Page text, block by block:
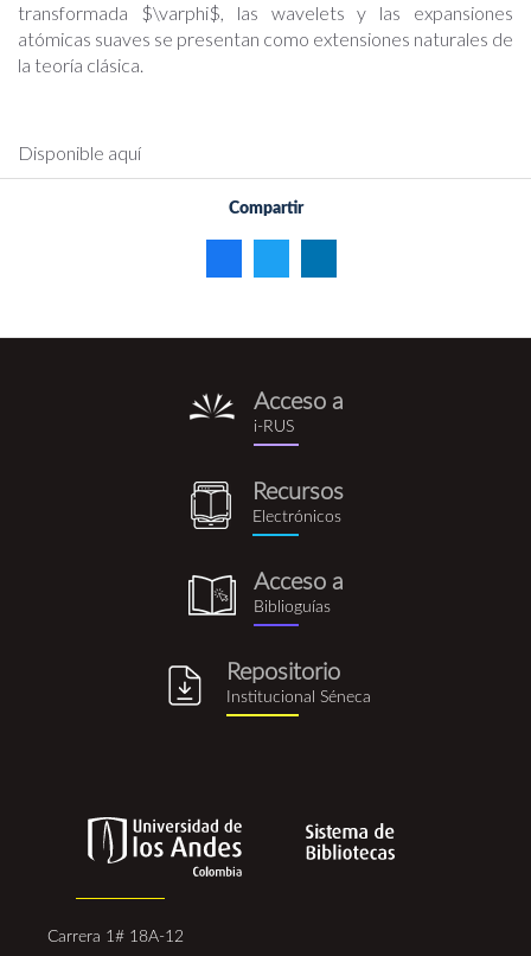
transformada $\varphi$, las wavelets y las expansiones
atómicas suaves se presentan como extensiones naturales de
la teoría clásica.
Disponible aquí
Compartir
i-
rus.png
Acceso a
i-RUS
recursos_electronicos.png
Recursos
Electrónicos
biblioguia.png
Acceso a
Biblioguías
Repositorio
Institucional Séneca
Carrera 1# 18A-12